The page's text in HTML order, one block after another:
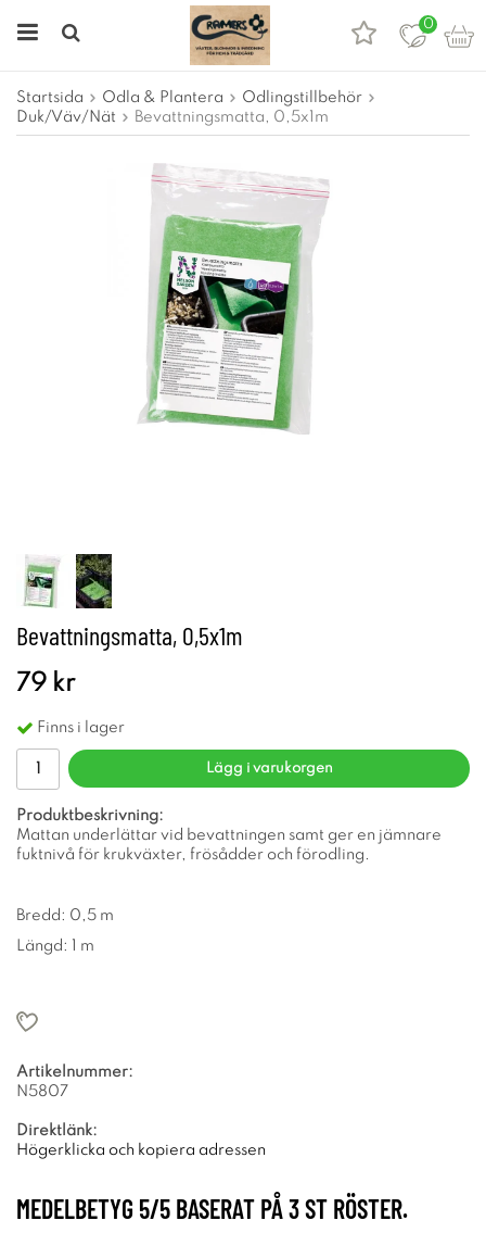
0
Startsida Odla & Plantera
Odlingstillbehör
Duk/Väv/Nät
Bevattningsmatta, 0,5x1m
Bevattningsmatta, 0,5x1m
79 kr
Finns i lager
Lägg i varukorgen
Produktbeskrivning:
Mattan underlättar vid bevattningen samt ger en jämnare
fuktnivå för krukväxter, frösådder och förodling.
Bredd: 0,5 m
Längd: 1 m
Artikelnummer:
N5807
Direktlänk:
Högerklicka och kopiera adressen
MEDELBETYG 5/5 BASERAT PÅ3ST RÖSTER.